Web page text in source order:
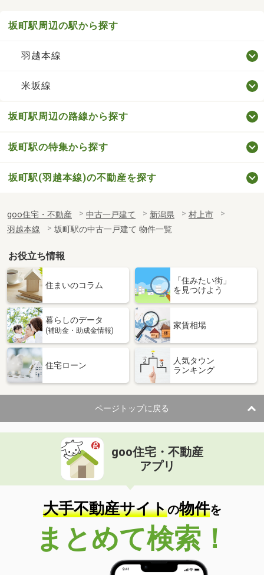
坂町駅周辺の駅から探す
羽越本線
米坂線
坂町駅周辺の路線から探す
坂町駅の特集から探す
坂町駅(羽越本線)の不動産を探す
goo住宅・不動産 中古一戸建て 新潟県
村上市
羽越本線
坂町駅の中古一戸建て 物件一覧
お役立ち情報
住まいのコラム
「住みたい街」
を見つけよう
暮らしのデータ
(補助金・助成金情報)
家賃相場
住宅ローン
人気タウン
ランキング
ページトップに戻る
goo住宅・不動産
アプリ
大手不動産サイトの物件を
まとめて検索！